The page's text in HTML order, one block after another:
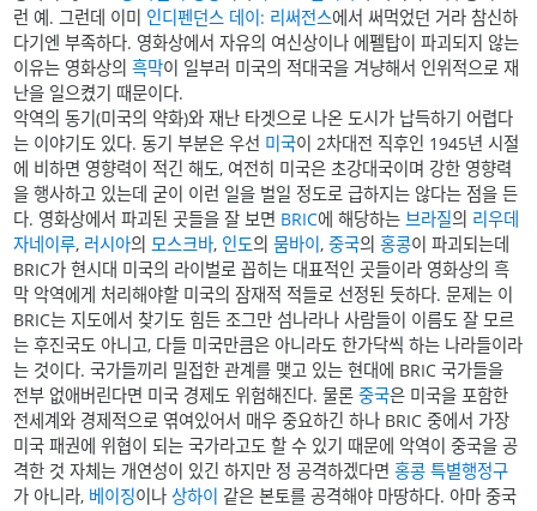
런 예. 그런데 이미 인디펜던스 데이: 리써전스에서 써먹었던 거라 참신하
다기엔 부족하다. 영화상에서 자유의 여신상이나 에펠탑이 파괴되지 않는
이유는 영화상의흑막이 일부러 미국의 적대국을 겨냥해서 인위적으로 재
난을 일으켰기 때문이다.
악역의 동기(미국의 약화)와 재난 타겟으로 나온 도시가 납득하기 어렵다
는 이야기도 있다. 동기 부분은 우선 미국이 2차대전 직후인 1945년 시절
에 비하면 영향력이 적긴 해도, 여전히 미국은 초강대국이며 강한 영향력
을 행사하고 있는데 굳이 이런 일을 벌일 정도로 급하지는 않다는 점을 든
다. 영화상에서 파괴된 곳들을 잘 보면 BRIC에 해당하는 브라질의 리우데
자네이루, 러시아의 모스크바, 인도의뭄바이,중국의홍콩이 파괴되는데
BRIC가 현시대 미국의 라이벌로 꼽히는 대표적인 곳들이라 영화상의 흑
막 악역에게 처리해야할 미국의 잠재적 적들로 선정된 듯하다. 문제는 이
BRIC는 지도에서 찾기도 힘든 조그만 섬나라나 사람들이 이름도 잘 모르
는 후진국도 아니고, 다들 미국만큼은 아니라도 한가닥씩 하는 나라들이라
는 것이다. 국가들끼리 밀접한 관계를 맺고 있는 현대에 BRIC 국가들을
전부 없애버린다면 미국 경제도 위험해진다. 물론중국은 미국을 포함한
전세계와 경제적으로 엮여있어서 매우 중요하긴 하나 BRIC 중에서 가장
미국 패권에 위협이 되는 국가라고도 할 수 있기 때문에 악역이 중국을 공
격한 것 자체는 개연성이 있긴 하지만 정 공격하겠다면홍콩 특별행정구
가 아니라, 베이징이나상하이 같은 본토를 공격해야 마땅하다. 아마 중국